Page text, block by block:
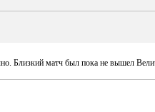
Близкий матч был пока не вышел